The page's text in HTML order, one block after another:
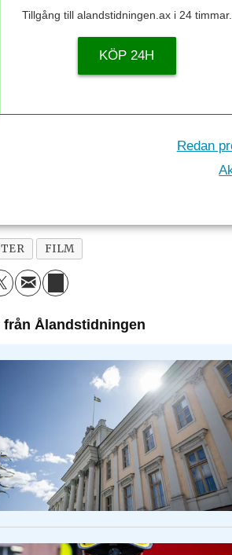
Tillgång till alandstidningen.ax i 24 timmar.
KÖP 24H
Redan
FILM